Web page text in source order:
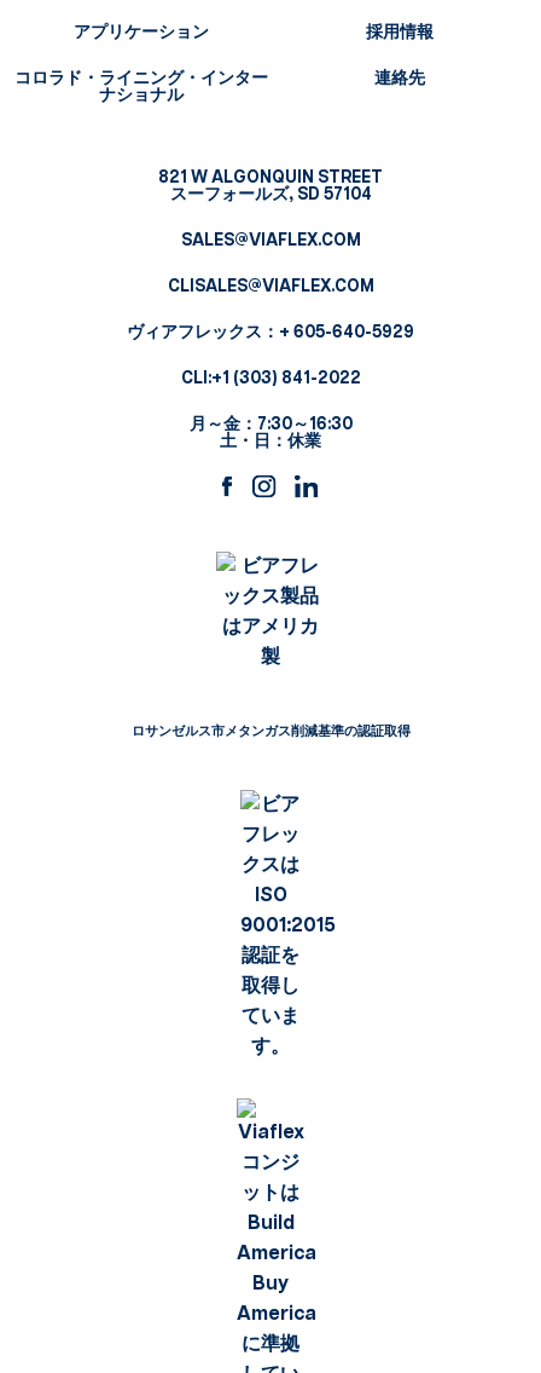
アプリケーション
コロラド・ライニング・インター
ナショナル
採用情報
連絡先
821 W ALGONQUIN STREET
スーフォールズ, SD 57104
SALES@VIAFLEX.COM
CLISALES@VIAFLEX.COM
ヴィアフレックス ：+ 605-640-5929
CLI:+1 (303) 841-2022
月～金：7:30～16:30
土・日：休業
ロサンゼルス市メタンガス削減基準の認証取得